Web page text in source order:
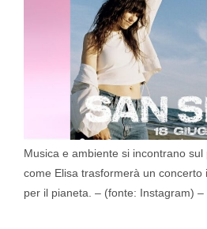
Musica e ambiente si incontrano
come Elisa trasformerà un concerto
per il pianeta. – (fonte: Instagram) –